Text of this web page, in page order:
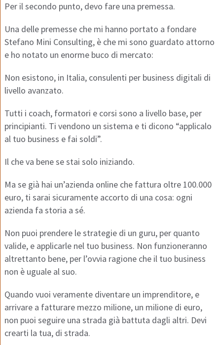
Per il secondo punto, devo fare una premessa.
Una delle premesse che mi hanno portato a fondare
Stefano Mini Consulting, è che mi sono guardato attorno
e ho notato un enorme buco di mercato:
Non esistono, in Italia, consulenti per business digitali di
livello avanzato.
Tutti i coach, formatori e corsi sono a livello base, per
principianti. Ti vendono un sistema e ti dicono “applicalo
al tuo business e fai soldi”.
Il che va bene se stai solo iniziando.
Ma se già hai un’azienda online che fattura oltre 100.000
euro, ti sarai sicuramente accorto di una cosa: ogni
azienda fa storia a sé.
Non puoi prendere le strategie di un guru, per quanto
valide, e applicarle nel tuo business. Non funzioneranno
altrettanto bene, per l’ovvia ragione che il tuo business
non è uguale al suo.
Quando vuoi veramente diventare un imprenditore, e
arrivare a fatturare mezzo milione, un milione di euro,
non puoi seguire una strada già battuta dagli altri. Devi
crearti la tua, di strada.